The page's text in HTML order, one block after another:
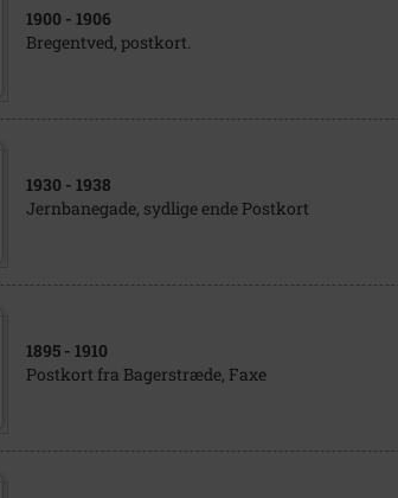
1900 - 1906
Bregentved, postkort.
1930 - 1938
Jernbanegade, sydlige ende Postkort
1895 - 1910
Postkort fra Bagerstræde, Faxe